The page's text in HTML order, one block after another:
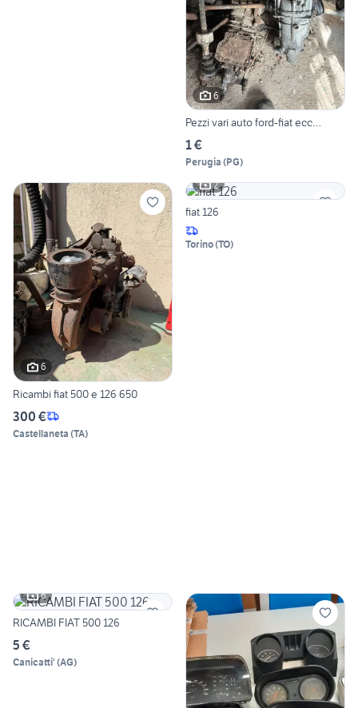
6
Pezzi vari auto ford-fiat ecc…
1 €
Perugia (PG)
6
Ricambi fiat 500 e 126 650
300 €
Castellaneta (TA)
2
fiat 126
Torino(TO)
6
RICAMBI FIAT 500 126
5 €
Canicatti' (AG)